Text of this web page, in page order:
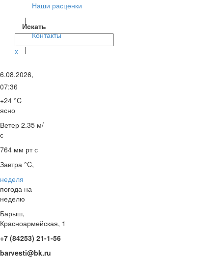
Искать
x
Наши расценки
|
Контакты
|
6.08.2026,
07:36
+24 °C
ясно
Ветер 2.35 м/
с
764 мм рт с
Завтра °C,
неделя
погода на
неделю
Барыш,
Красноармейская, 1
+7 (84253) 21-1-56
barvesti@bk.ru